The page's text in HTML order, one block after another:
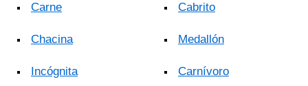
Carne
Chacina
Incógnita
Cabrito
Medallón
Carnívoro